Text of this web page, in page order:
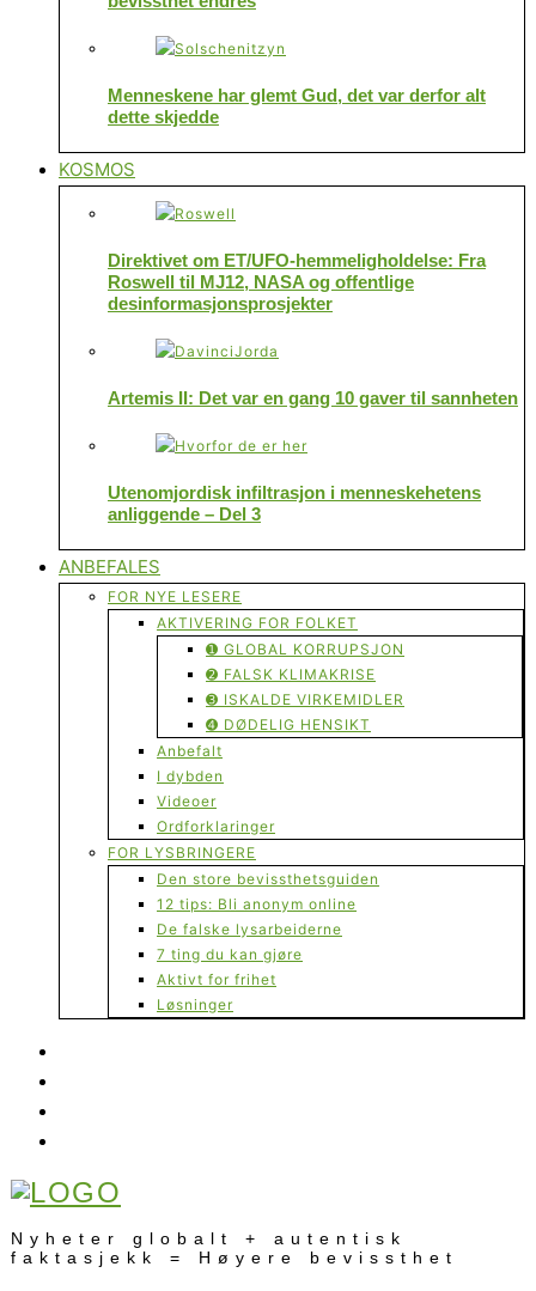
Menneskene har glemt Gud, det var derfor alt
dette skjedde
KOSMOS
Direktivet om ET/UFO-hemmeligholdelse: Fra
Roswell til MJ12, NASA og offentlige
desinformasjonsprosjekter
Artemis II: Det var en gang 10 gaver til sannheten
Utenomjordisk infiltrasjon i menneskehetens
anliggende – Del 3
ANBEFALES
FOR NYE LESERE
AKTIVERING FOR FOLKET
➊ GLOBAL KORRUPSJON
➋ FALSK KLIMAKRISE
➌ ISKALDE VIRKEMIDLER
➍ DØDELIG HENSIKT
Anbefalt
I dybden
Videoer
Ordforklaringer
FOR LYSBRINGERE
Den store bevissthetsguiden
12 tips: Bli anonym online
De falske lysarbeiderne
7 ting du kan gjøre
Aktivt for frihet
Løsninger
Nyheter globalt + autentisk
faktasjekk = Høyere bevissthet